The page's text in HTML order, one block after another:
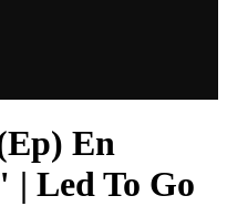
En
Led To Go